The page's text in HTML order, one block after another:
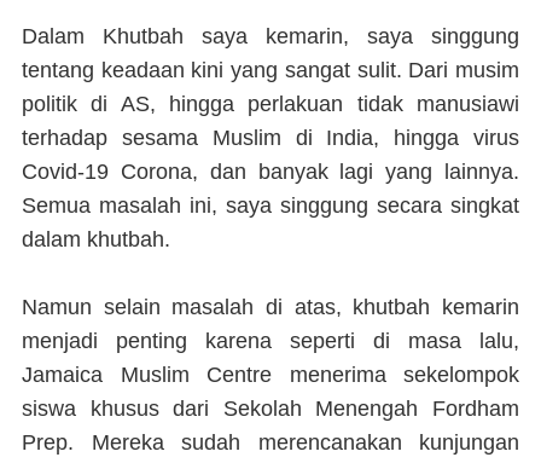
Dalam Khutbah saya kemarin, saya singgung
tentang keadaan kini yang sangat sulit. Dari musim
politik di AS, hingga perlakuan tidak manusiawi
terhadap sesama Muslim di India, hingga virus
Covid-19 Corona, dan banyak lagi yang lainnya.
Semua masalah ini, saya singgung secara singkat
dalam khutbah.
Namun selain masalah di atas, khutbah kemarin
menjadi penting karena seperti di masa lalu,
Jamaica Muslim Centre menerima sekelompok
siswa khusus dari Sekolah Menengah Fordham
Prep. Mereka sudah merencanakan kunjungan